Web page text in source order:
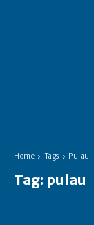
Home Tags Pulau
Tag: pulau